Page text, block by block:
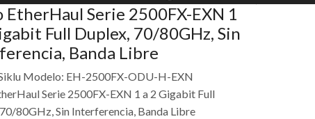
EtherHaul Serie 2500FX-EXN 1
Full Duplex, 70/80GHz, Sin
Banda Libre
Modelo: EH-2500FX-ODU-H-EXN
Serie 2500FX-EXN 1 a 2 Gigabit Full
80GHz, Sin Interferencia, Banda Libre